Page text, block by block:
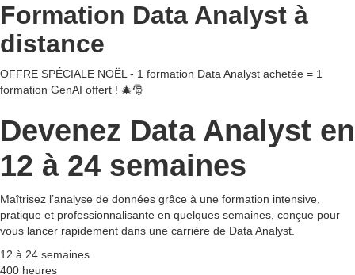
Formation Data Analyst à
distance
OFFRE SPÉCIALE NOËL - 1 formation Data Analyst achetée = 1
formation GenAI offert ! 🎄🎅
Devenez Data Analyst en
12 à 24 semaines
Maîtrisez l’analyse de données grâce à une formation intensive,
pratique et professionnalisante en quelques semaines, conçue pour
vous lancer rapidement dans une carrière de Data Analyst.
12 à 24 semaines
400 heures